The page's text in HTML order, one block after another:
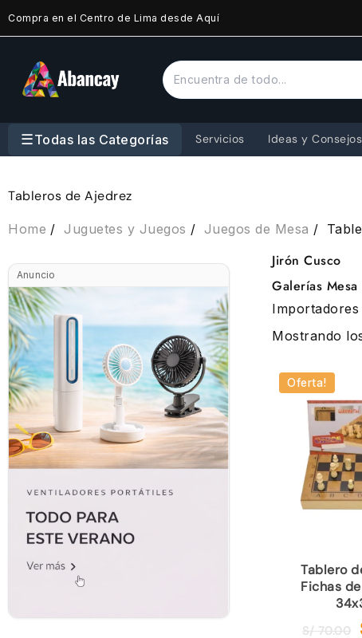
Compra en el Centro de Lima desde Aquí
☰Todas las Categorías Servicios Ideas y Consejos
Tableros de Ajedrez
Home Juguetes y Juegos Juegos de Mesa
Anuncio
Jirón Cusco
Galerías
Importadores
Mostrando
Oferta!
Tablero
Fichas
S/70.00